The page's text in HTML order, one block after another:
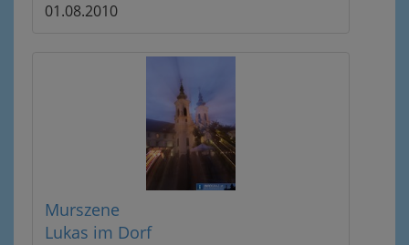
01.08.2010
Murszene
Lukas im Dorf